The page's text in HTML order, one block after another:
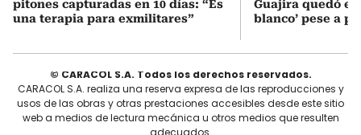
pitones capturadas en 10 días: “Es
una terapia para exmilitares”
Guajira quedó en
blanco’ pese a
© CARACOL S.A. Todos los derechos reservados.
CARACOL S.A. realiza una reserva expresa de las reproducciones y
usos de las obras y otras prestaciones accesibles desde este sitio
web a medios de lectura mecánica u otros medios que resulten
adecuados.